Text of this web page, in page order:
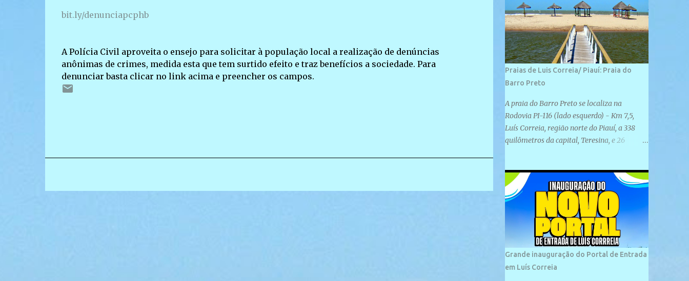
bit.ly/denunciapcphb
A Polícia Civil aproveita o ensejo para solicitar à população local a realização de denúncias
anônimas de crimes, medida esta que tem surtido efeito e traz benefícios a sociedade. Para
denunciar basta clicar no link acima e preencher os campos.
localizada na Rua São José, 98 Barrinha -
Cajueiro da Praia.
Praias de Luis Correia/ Piauí: Praia do
Barro Preto
A praia do Barro Preto se localiza na
Rodovia PI-116 (lado esquerdo) - Km 7,5,
Luís Correia, região norte do Piauí, a 338
quilômetros da capital, Teresina, e 26
plana e retilínea na maior parte de sua
extensão, chegando a mais ou menos a 1,5
km de paisagens exuberantes. Possui ondas
suaves devido ao extensivo molhe de pedras
que não chegam a 2 metros de altura, não
apresentando dunas em seu espaço
geográfico. Não se sabe ao certo porque a
praia leva esse nome, e muitas das suas
Grande inauguração do Portal de Entrada
em Luís Correia